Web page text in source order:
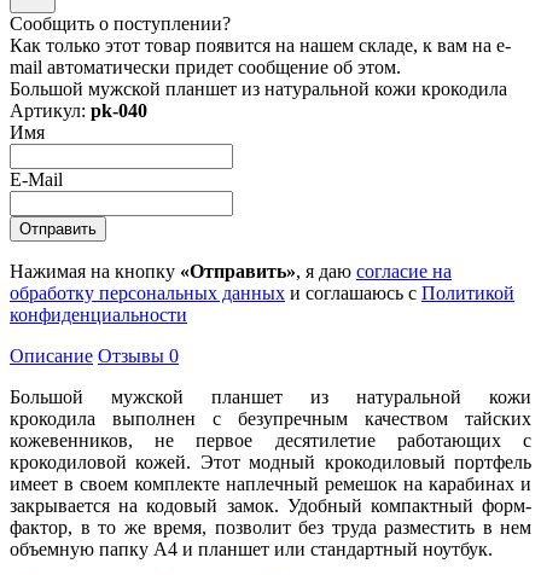
Сообщить о поступлении?
Как только этот товар появится на нашем складе, к вам на e-
mail автоматически придет сообщение об этом.
Большой мужской планшет из натуральной кожи крокодила
Артикул: pk-040
Имя
E-Mail
Нажимая на кнопку «Отправить», я даю согласие на
обработку персональных данных и соглашаюсь с Политикой
конфиденциальности
Описание Отзывы 0
Большой мужской планшет из натуральной кожи
крокодила выполнен с безупречным качеством тайских
кожевенников, не первое десятилетие работающих с
крокодиловой кожей. Этот модный крокодиловый портфель
имеет в своем комплекте наплечный ремешок на карабинах и
закрывается на кодовый замок. Удобный компактный форм-
фактор, в то же время, позволит без труда разместить в нем
объемную папку А4 и планшет или стандартный ноутбук.